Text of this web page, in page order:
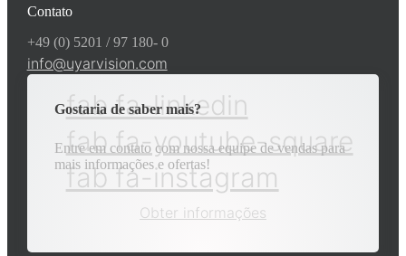
Contato
+49 (0) 5201 / 97 180- 0
info@uyarvision.com
fab fa-linkedin
fab fa-youtube-square
fab fa-instagram
Gostaria de saber mais?
Entre em contato com nossa equipe de vendas para
mais informações e ofertas!
Obter informações